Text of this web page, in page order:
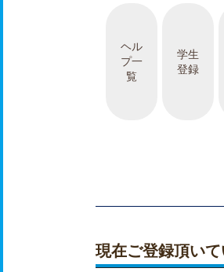
ヘル
プ一
覧
学生
登録
現在ご登録頂い